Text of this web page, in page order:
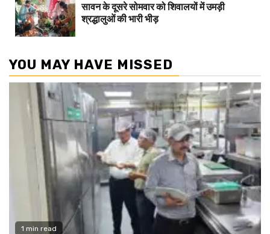
सावन के दूसरे सोमवार को शिवालयों में उमड़ी
श्रद्धालुओं की भारी भीड़
YOU MAY HAVE MISSED
1 min read